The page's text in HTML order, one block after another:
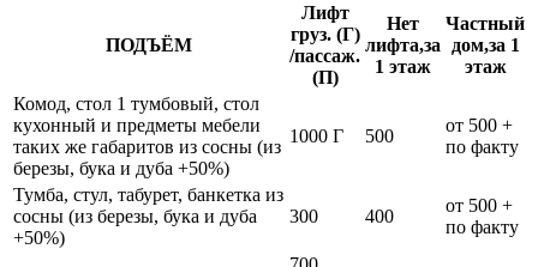
ПОДЪЁМ
Лифт
груз. (Г)
/пассаж.
(П)
Нет
лифта,за
1 этаж
Частный
дом,за 1
этаж
Комод, стол 1 тумбовый, стол
кухонный и предметы мебели
таких же габаритов из сосны (из
березы, бука и дуба +50%)
1000 Г 500
от 500 +
по факту
Тумба, стул, табурет, банкетка из
сосны (из березы, бука и дуба
+50%)
300 400
от 500 +
по факту